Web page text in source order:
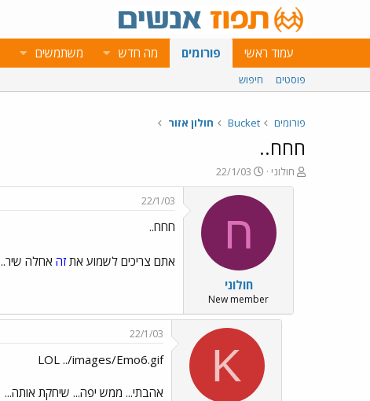
עמוד ראשי פורומים מה חדש משתמשים
פוסטים חיפוש
פורומים Bucket חולון אזור
חחח..
פ
ו
חולוני
פ
ו
ר
ם
א
ר
י
ך
22/1/03
ח
חולוני
New member
22/1/03
חחח..
אתם צריכים לשמוע אתזה אחלה שיר..
K
22/1/03
LOL ../images/Emo6.gif
אהבתי... ממש יפה... שיחקת אותה...